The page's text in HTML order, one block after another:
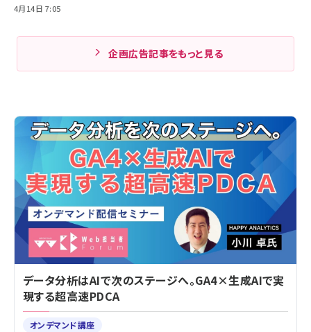
4月14日 7:05
企画広告記事をもっと見る
データ分析はAIで次のステージへ。GA4×生成AIで実
現する超高速PDCA
オンデマンド講座